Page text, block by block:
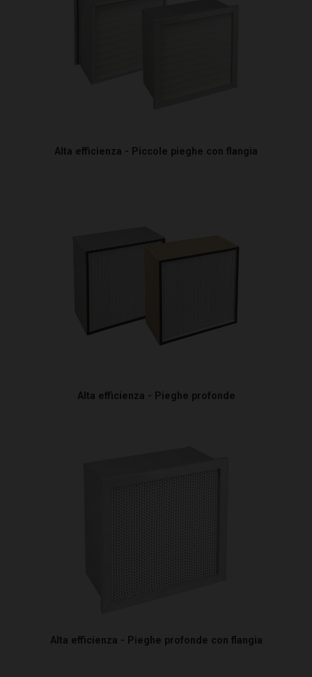
Alta efficienza - Piccole pieghe con flangia
Alta efficienza - Pieghe profonde
Alta efficienza - Pieghe profonde con flangia